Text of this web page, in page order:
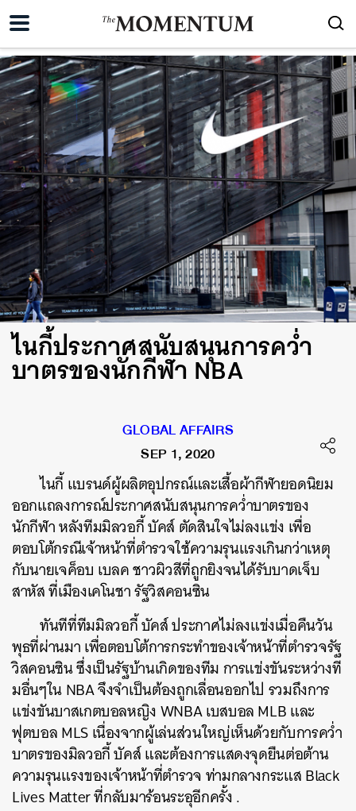
ไนกี้ประกาศสนับสนุนการคว่ำ
บาตรของนักกีฬา NBA
GLOBAL AFFAIRS
SEP 1, 2020
ไนกี้ แบรนด์ผู้ผลิตอุปกรณ์และเสื้อผ้ากีฬายอดนิยม
ออกแถลงการณ์ประกาศสนับสนุนการคว่ำบาตรของ
นักกีฬา หลังทีมมิลวอกี้ บัคส์ ตัดสินใจไม่ลงแข่ง เพื่อ
ตอบโต้กรณีเจ้าหน้าที่ตำรวจใช้ความรุนแรงเกินกว่าเหตุ
กับนายเจค็อบ เบลค ชาวผิวสีที่ถูกยิงจนได้รับบาดเจ็บ
สาหัส ที่เมืองเคโนชา รัฐวิสคอนซิน
ทันทีที่ทีมมิลวอกี้ บัคส์ ประกาศไม่ลงแข่งเมื่อคืนวัน
พุธที่ผ่านมา เพื่อตอบโต้การกระทำของเจ้าหน้าที่ตำรวจรัฐ
วิสคอนซิน ซึ่งเป็นรัฐบ้านเกิดของทีม การแข่งขันระหว่างที
มอื่นๆใน NBA จึงจำเป็นต้องถูกเลื่อนออกไป รวมถึงการ
แข่งขันบาสเกตบอลหญิง WNBA เบสบอล MLB และ
ฟุตบอล MLS เนื่องจากผู้เล่นส่วนใหญ่เห็นด้วยกับการคว่ำ
บาตรของมิลวอกี้ บัคส์ และต้องการแสดงจุดยืนต่อต้าน
ความรุนแรงของเจ้าหน้าที่ตำรวจ ท่ามกลางกระแส Black
Lives Matter ที่กลับมาร้อนระอุอีกครั้ง.